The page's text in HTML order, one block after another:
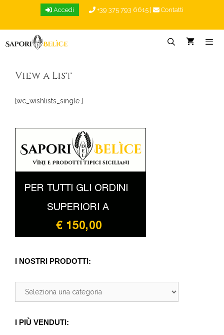
Accedi +39 375 793 6615 Contatti
View a List
[wc_wishlists_single ]
I NOSTRI PRODOTTI:
I PIÙ VENDUTI: